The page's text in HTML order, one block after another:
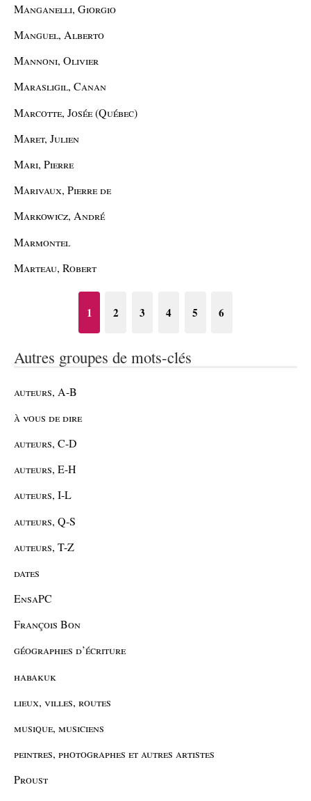
Manganelli, Giorgio
Manguel, Alberto
Mannoni, Olivier
Marasligil, Canan
Marcotte, Josée (Québec)
Maret, Julien
Mari, Pierre
Marivaux, Pierre de
Markowicz, André
Marmontel
Marteau, Robert
1 2 3 4 5 6
Autres groupes de mots-clés
auteurs, A-B
à vous de dire
auteurs, C-D
auteurs, E-H
auteurs, I-L
auteurs, Q-S
auteurs, T-Z
dates
EnsaPC
François Bon
géographies d’écriture
habakuk
lieux, villes, routes
musique, musiciens
peintres, photographes et autres artistes
Proust